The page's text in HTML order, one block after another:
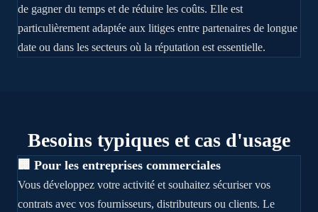
de gagner du temps et de réduire les coûts. Elle est
particulièrement adaptée aux litiges entre partenaires de longue
date ou dans les secteurs où la réputation est essentielle.
Besoins typiques et cas d'usage
🏢 Pour les entreprises commerciales
Vous développez votre activité et souhaitez sécuriser vos
contrats avec vos fournisseurs, distributeurs ou clients. Le